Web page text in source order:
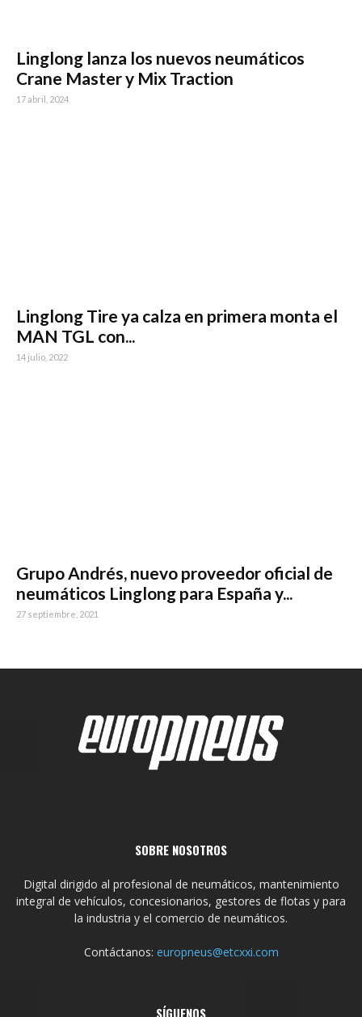
Linglong lanza los nuevos neumáticos
Crane Master y Mix Traction
17 abril, 2024
Linglong Tire ya calza en primera monta el
MAN TGL con...
14 julio, 2022
Grupo Andrés, nuevo proveedor oficial de
neumáticos Linglong para España y...
27 septiembre, 2021
SOBRE NOSOTROS
Digital dirigido al profesional de neumáticos, mantenimiento
integral de vehículos, concesionarios, gestores de flotas y para
la industria y el comercio de neumáticos.
Contáctanos: europneus@etcxxi.com
SÍGUENOS